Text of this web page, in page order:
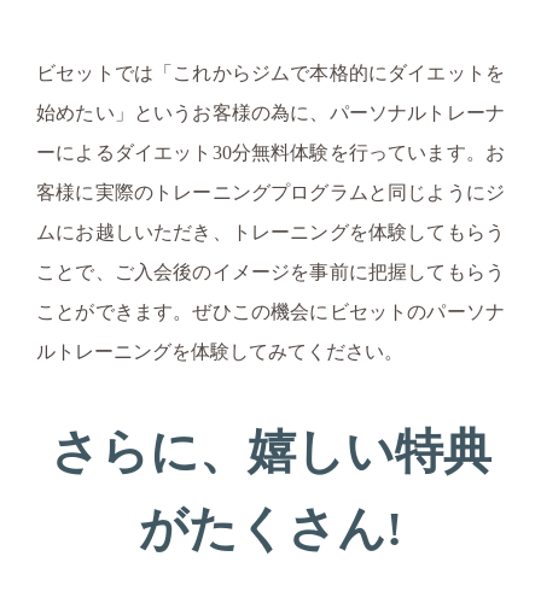
ビセットでは「これからジムで本格的にダイエットを
始めたい」というお客様の為に、パーソナルトレーナ
ーによるダイエット30分無料体験を行っています。お
客様に実際のトレーニングプログラムと同じようにジ
ムにお越しいただき、トレーニングを体験してもらう
ことで、ご入会後のイメージを事前に把握してもらう
ことができます。ぜひこの機会にビセットのパーソナ
ルトレーニングを体験してみてください。
さらに、嬉しい特典
がたくさん!